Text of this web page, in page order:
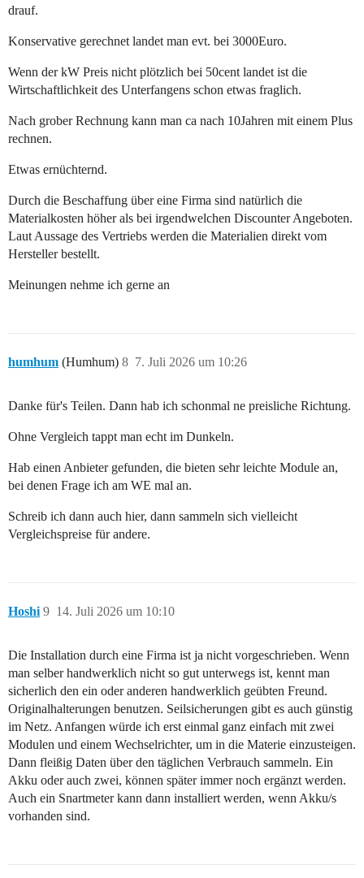
drauf.
Konservative gerechnet landet man evt. bei 3000Euro.
Wenn der kW Preis nicht plötzlich bei 50cent landet ist die
Wirtschaftlichkeit des Unterfangens schon etwas fraglich.
Nach grober Rechnung kann man ca nach 10Jahren mit einem Plus
rechnen.
Etwas ernüchternd.
Durch die Beschaffung über eine Firma sind natürlich die
Materialkosten höher als bei irgendwelchen Discounter Angeboten.
Laut Aussage des Vertriebs werden die Materialien direkt vom
Hersteller bestellt.
Meinungen nehme ich gerne an
humhum (Humhum) 7. Juli 2026 um 10:26
8
Danke für's Teilen. Dann hab ich schonmal ne preisliche Richtung.
Ohne Vergleich tappt man echt im Dunkeln.
Hab einen Anbieter gefunden, die bieten sehr leichte Module an,
bei denen Frage ich am WE mal an.
Schreib ich dann auch hier, dann sammeln sich vielleicht
Vergleichspreise für andere.
Hoshi 14. Juli 2026 um 10:10
9
Die Installation durch eine Firma ist ja nicht vorgeschrieben. Wenn
man selber handwerklich nicht so gut unterwegs ist, kennt man
sicherlich den ein oder anderen handwerklich geübten Freund.
Originalhalterungen benutzen. Seilsicherungen gibt es auch günstig
im Netz. Anfangen würde ich erst einmal ganz einfach mit zwei
Modulen und einem Wechselrichter, um in die Materie einzusteigen.
Dann fleißig Daten über den täglichen Verbrauch sammeln. Ein
Akku oder auch zwei, können später immer noch ergänzt werden.
Auch ein Snartmeter kann dann installiert werden, wenn Akku/s
vorhanden sind.